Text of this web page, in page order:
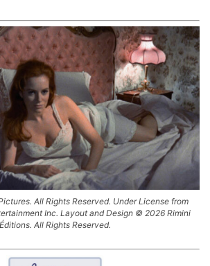
All Rights Reserved. Under License from
Inc. Layout and Design © 2026 Rimini
Éditions. All Rights Reserved.